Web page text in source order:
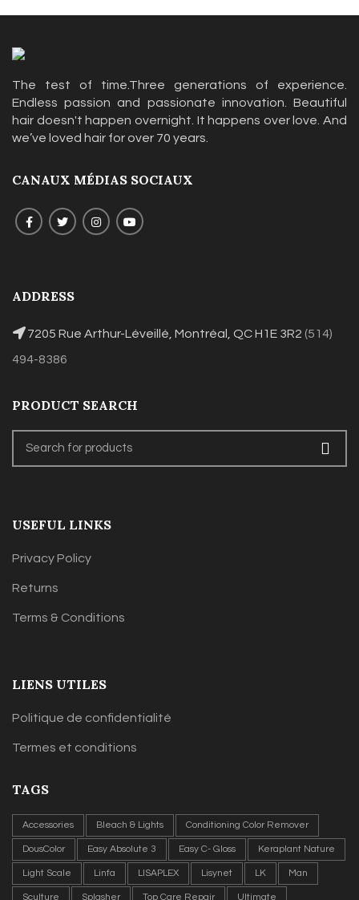
The test of time.Three generations of experience.
Endless passion and passionate innovation. Beautiful
hair doesn't happen overnight. It happens over love. And
we’ve loved hair for over 70 years.
CANAUX MÉDIAS SOCIAUX
ADDRESS
7205 Rue Arthur-Léveillé, Montréal, QC H1E 3R2 (514)
494-8386
PRODUCT SEARCH
USEFUL LINKS
Privacy Policy
Returns
Terms & Conditions
LIENS UTILES
Politique de confidentialité
Termes et conditions
TAGS
Accessories Bleach & Lights Conditioning Color Remover
DousColor Easy Absolute 3 Easy C- Gloss Keraplant Nature
Light Scale Linfa LISAPLEX Lisynet LK Man
Sculture Splasher Top Care Repair Ultimate